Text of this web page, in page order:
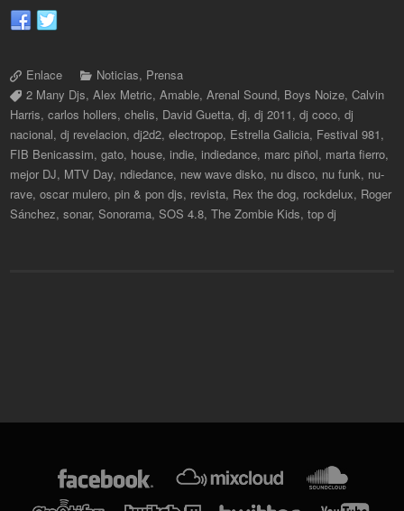
Enlace Noticias, Prensa
2 Many Djs,Alex Metric,Amable,Arenal Sound, Boys Noize,Calvin
Harris,carlos hollers,chelis, David Guetta,dj,dj 2011,dj coco,dj
nacional,dj revelacion,dj2d2,electropop, Estrella Galicia, Festival 981,
FIB Benicassim,gato, house,indie,indiedance, marc piñol, marta fierro,
mejor DJ, MTV Day, ndiedance, new wave disko, nu disco, nu funk, nu-
rave,oscar mulero,pin & pon djs, revista, Rex the dog, rockdelux, Roger
Sánchez,sonar,Sonorama,SOS 4.8,The Zombie Kids,top dj